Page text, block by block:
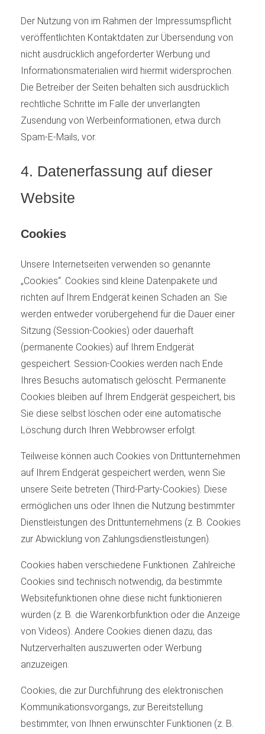
Der Nutzung von im Rahmen der Impressumspflicht
veröffentlichten Kontaktdaten zur Übersendung von
nicht ausdrücklich angeforderter Werbung und
Informationsmaterialien wird hiermit widersprochen.
Die Betreiber der Seiten behalten sich ausdrücklich
rechtliche Schritte im Falle der unverlangten
Zusendung von Werbeinformationen, etwa durch
Spam-E-Mails, vor.
4. Datenerfassung auf dieser
Website
Cookies
Unsere Internetseiten verwenden so genannte
„Cookies“. Cookies sind kleine Datenpakete und
richten auf Ihrem Endgerät keinen Schaden an. Sie
werden entweder vorübergehend für die Dauer einer
Sitzung (Session-Cookies) oder dauerhaft
(permanente Cookies) auf Ihrem Endgerät
gespeichert. Session-Cookies werden nach Ende
Ihres Besuchs automatisch gelöscht. Permanente
Cookies bleiben auf Ihrem Endgerät gespeichert, bis
Sie diese selbst löschen oder eine automatische
Löschung durch Ihren Webbrowser erfolgt.
Teilweise können auch Cookies von Drittunternehmen
auf Ihrem Endgerät gespeichert werden, wenn Sie
unsere Seite betreten (Third-Party-Cookies). Diese
ermöglichen uns oder Ihnen die Nutzung bestimmter
Dienstleistungen des Drittunternehmens (z. B. Cookies
zur Abwicklung von Zahlungsdienstleistungen).
Cookies haben verschiedene Funktionen. Zahlreiche
Cookies sind technisch notwendig, da bestimmte
Websitefunktionen ohne diese nicht funktionieren
würden (z. B. die Warenkorbfunktion oder die Anzeige
von Videos). Andere Cookies dienen dazu, das
Nutzerverhalten auszuwerten oder Werbung
anzuzeigen.
Cookies, die zur Durchführung des elektronischen
Kommunikationsvorgangs, zur Bereitstellung
bestimmter, von Ihnen erwünschter Funktionen (z. B.